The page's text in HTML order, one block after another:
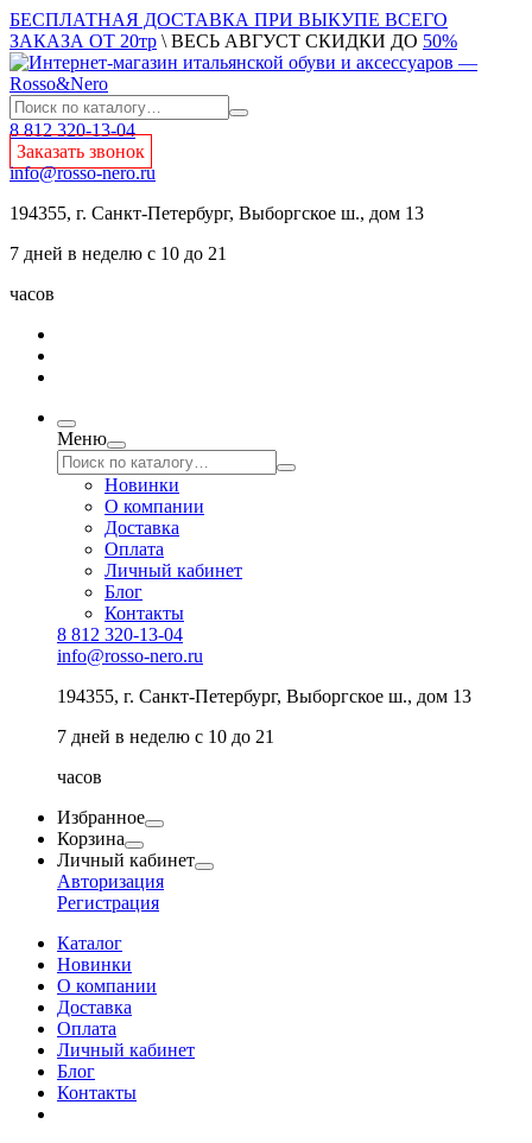
БЕСПЛАТНАЯ ДОСТАВКА ПРИ ВЫКУПЕ ВСЕГО
ЗАКАЗА ОТ 20тр \ ВЕСЬ АВГУСТ СКИДКИ ДО 50%
8 812 320-13-04
Заказать звонок
info@rosso-nero.ru
194355, г. Санкт-Петербург, Выборгское ш., дом 13
7 дней в неделю с 10 до 21
часов
Меню
Новинки
О компании
Доставка
Оплата
Личный кабинет
Блог
Контакты
8 812 320-13-04
info@rosso-nero.ru
194355, г. Санкт-Петербург, Выборгское ш., дом 13
7 дней в неделю с 10 до 21
часов
Избранное
Корзина
Личный кабинет
Авторизация
Регистрация
Каталог
Новинки
О компании
Доставка
Оплата
Личный кабинет
Блог
Контакты